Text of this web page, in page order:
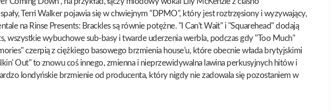
Terri Walker pojawia się w chwiejnym "DPMO", który jest roztrzęsiony i wyzywający,
na Rinse Presents: Brackles są równie potężne. "I Can't Wait" i "Squarehead" dodają
wszystkie wybuchowe sub-basy i twarde uderzenia werbla, podczas gdy "Too Much"
czerpią z ciężkiego basowego brzmienia house'u, które obecnie włada brytyjskimi
Out" to znowu coś innego, zmienna i nieprzewidywalna lawina perkusyjnych hitów i
londyńskie brzmienie od producenta, który nigdy nie zadowala się pozostaniem w